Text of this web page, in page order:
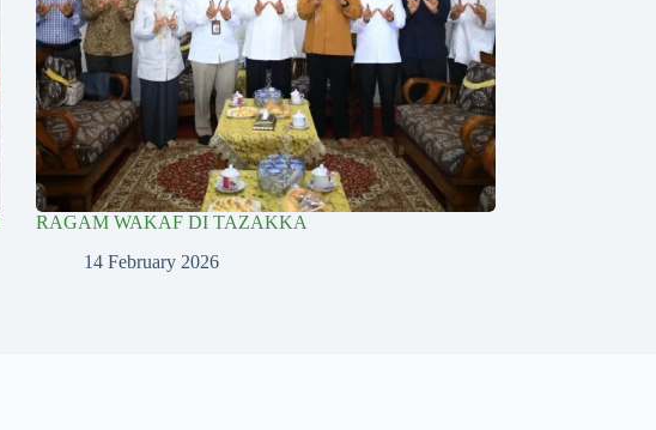
RAGAM WAKAF DI TAZAKKA
14 February 2026